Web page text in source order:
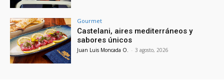
Gourmet
Castelani, aires mediterráneos y
sabores únicos
Juan Luis Moncada O. - 3 agosto, 2026